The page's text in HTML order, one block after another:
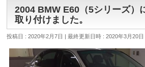
2004 BMW E60（5シリーズ）
取り付けました。
投稿日 : 2020年2月7日 最終更新日時 : 2020年3月20日